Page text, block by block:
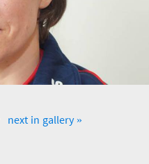
next in gallery »